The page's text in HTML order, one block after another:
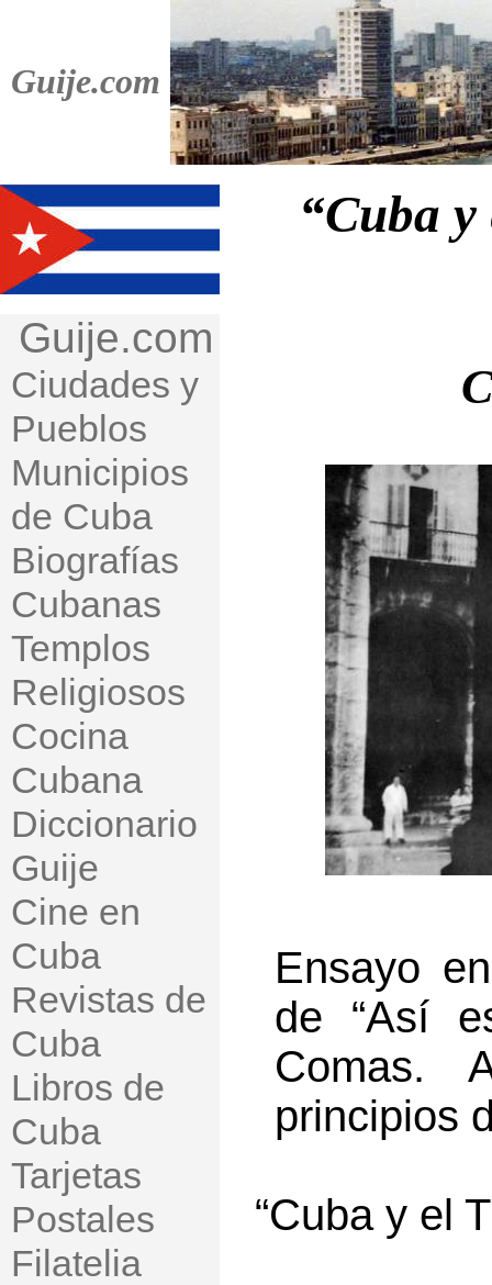
Guije.com
Guije.com
Ciudades y
Pueblos
Municipios
de Cuba
Biografías
Cubanas
Templos
Religiosos
Cocina
Cubana
Diccionario
Guije
Cine en
Cuba
Revistas de
Cuba
Libros de
Cuba
Tarjetas
Postales
Filatelia
“Cuba
Ensayo
de “Así
Comas.
principios
“Cuba y el